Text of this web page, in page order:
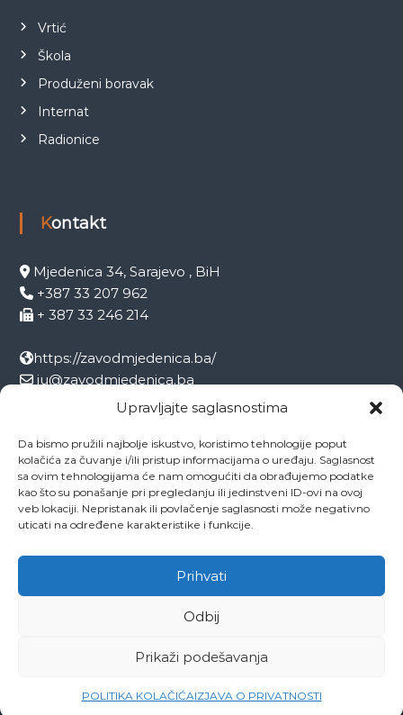
Upravljajte saglasnostima
Da bismo pružili najbolje iskustvo, koristimo tehnologije poput
kolačića za čuvanje i/ili pristup informacijama o uređaju. Saglasnost
sa ovim tehnologijama će nam omogućiti da obrađujemo podatke
kao što su ponašanje pri pregledanju ili jedinstveni ID-ovi na ovoj
veb lokaciji. Nepristanak ili povlačenje saglasnosti može negativno
uticati na određene karakteristike i funkcije.
Prihvati
Odbij
Prikaži podešavanja
POLITIKA KOLAČIĆAIZJAVA O PRIVATNOSTI
Vrtić
Škola
Produženi boravak
Internat
Radionice
Kontakt
Mjedenica 34, Sarajevo , BiH
+387 33 207 962
+ 387 33 246 214
https://zavodmjedenica.ba/
ju@zavodmjedenica.ba
info@zamjed.edu.ba
Direktor:
+ 387 33 207 963
Sekretar:
+ 387 33 215 668
Pedagog:
+ 387 33 246 212
Psiholog:
+ 387 33 246 208
+ 387 33 207 001
Ovo je naša Mjedenica Dokumenti